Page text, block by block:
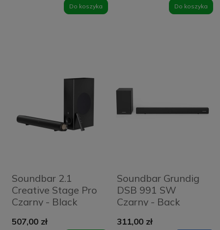
Do koszyka Do koszyka
Soundbar 2.1
Creative Stage Pro
Czarny - Black
507,00 zł
Soundbar Grundig
DSB 991 SW
Czarny - Back
311,00 zł